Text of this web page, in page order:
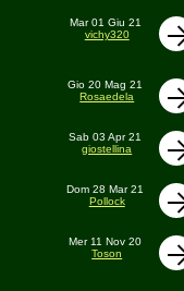
Mar 01 Giu 21
vichy320
Gio 20 Mag 21
Rosaedela
Sab 03 Apr 21
giostellina
Dom 28 Mar 21
Pollock
Mer 11 Nov 20
Toson